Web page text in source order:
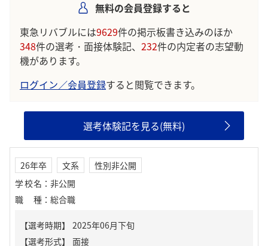
無料の会員登録すると
東急リバブルには9629件の掲示板書き込みのほか
348件の選考・面接体験記、 232件の内定者の志望動
機があります。
ログイン／会員登録すると閲覧できます。
選考体験記を見る(無料)
26年卒 文系
性別非公開
学校名 ： 非公開
職種 ： 総合職